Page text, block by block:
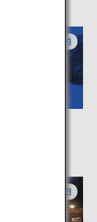
秋田
秋田